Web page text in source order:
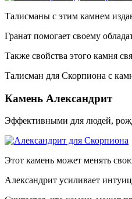
Талисманы с этим камнем
Гранат помогает своему
Также свойства этого камня
Талисман для Скорпиона с
Камень Александрит
Эффективными для людей,
Этот камень может менять
Александрит усиливает